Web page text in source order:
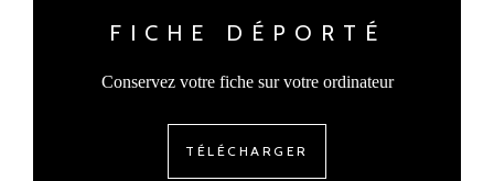
FICHE DÉPORTÉ
Conservez votre fiche sur votre ordinateur
TÉLÉCHARGER